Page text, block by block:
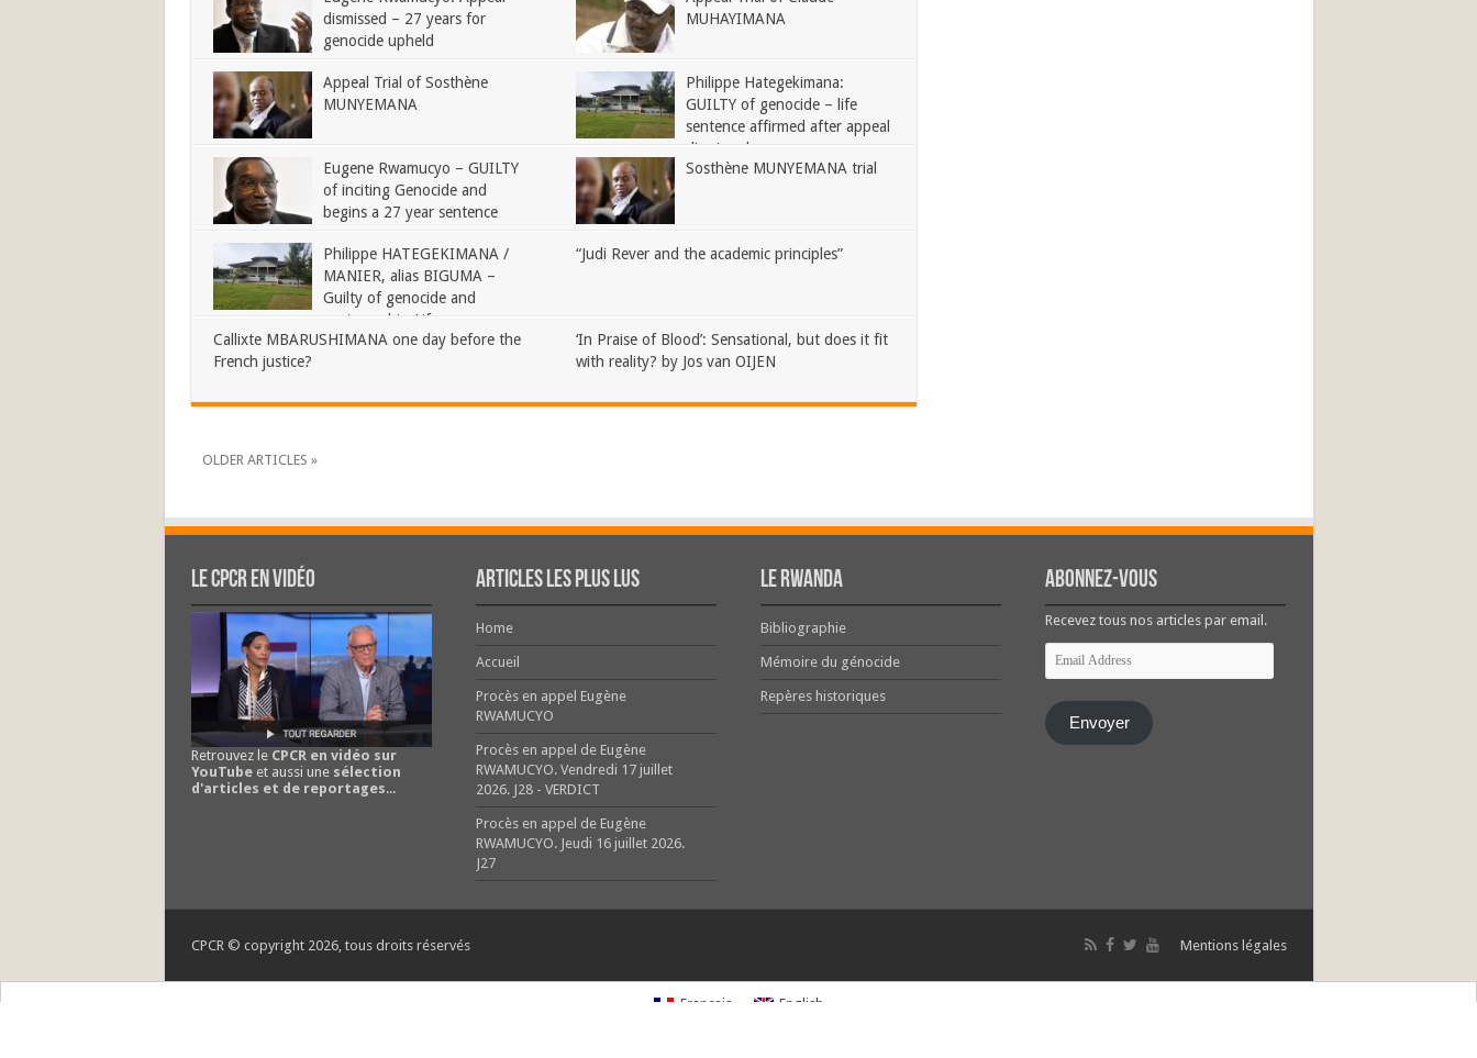
dismissed – 27 years for
genocide upheld
MUHAYIMANA
Appeal Trial of Sosthène
MUNYEMANA
Philippe Hategekimana:
GUILTY of genocide – life
sentence affirmed after appeal
dismissed
Eugene Rwamucyo – GUILTY
of inciting Genocide and
begins a 27 year sentence
Sosthène MUNYEMANA trial
Philippe HATEGEKIMANA /
MANIER, alias BIGUMA –
Guilty of genocide and
sentenced to Life
“Judi Rever and the academic principles”
Callixte MBARUSHIMANA one day before the
French justice?
‘In Praise of Blood’: Sensational, but does it fit
with reality? by Jos van OIJEN
OLDER ARTICLES »
Le CPCR en vidéo
Retrouvez le CPCR en vidéo sur
YouTubeet aussi une sélection
d'articles et de reportages...
Articles les plus lus
Home
Accueil
Procès en appel Eugène
RWAMUCYO
Procès en appel de Eugène
RWAMUCYO. Vendredi 17 juillet
2026. J28 - VERDICT
Procès en appel de Eugène
RWAMUCYO. Jeudi 16 juillet 2026.
J27
Le Rwanda
Bibliographie
Mémoire du génocide
Repères historiques
Abonnez-vous
Recevez tous nos articles par email.
Email
Address
Envoyer
Mentions légales
CPCR © copyright 2026, tous droits réservés
Français English